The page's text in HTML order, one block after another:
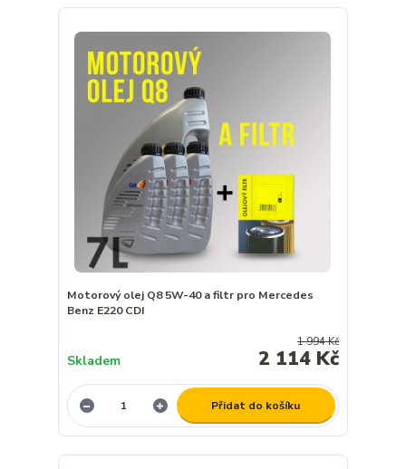
Motorový olej Q8 5W-40 a filtr pro Mercedes
Benz E220 CDI
1 994 Kč
2 114 Kč
Skladem
Přidat do košíku